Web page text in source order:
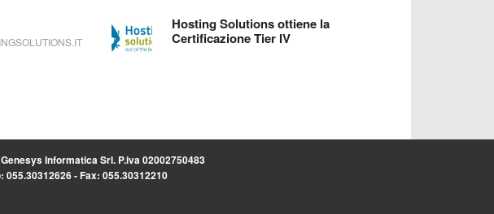
Hosting Solutions ottiene la
Certificazione Tier IV
Informatica Srl. P.iva 02002750483
055.30312626 - Fax: 055.30312210